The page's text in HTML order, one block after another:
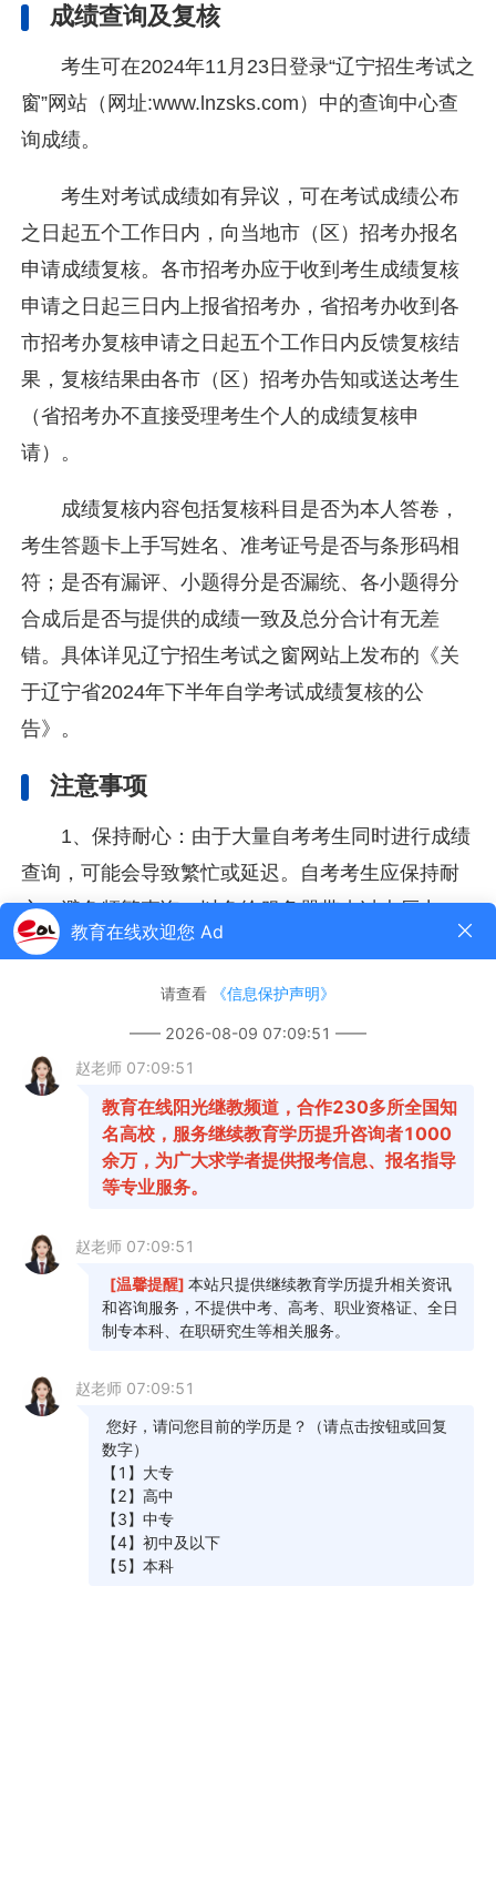
成绩查询及复核
考生可在2024年11月23日登录“辽宁招生考试之
窗”网站（网址:www.lnzsks.com）中的查询中心查
询成绩。
考生对考试成绩如有异议，可在考试成绩公布
之日起五个工作日内，向当地市（区）招考办报名
申请成绩复核。各市招考办应于收到考生成绩复核
申请之日起三日内上报省招考办，省招考办收到各
市招考办复核申请之日起五个工作日内反馈复核结
果，复核结果由各市（区）招考办告知或送达考生
（省招考办不直接受理考生个人的成绩复核申
请）。
成绩复核内容包括复核科目是否为本人答卷，
考生答题卡上手写姓名、准考证号是否与条形码相
符；是否有漏评、小题得分是否漏统、各小题得分
合成后是否与提供的成绩一致及总分合计有无差
错。具体详见辽宁招生考试之窗网站上发布的《关
于辽宁省2024年下半年自学考试成绩复核的公
告》。
注意事项
1、保持耐心：由于大量自考考生同时进行成绩
查询，可能会导致繁忙或延迟。自考考生应保持耐
心，避免频繁查询，以免给服务器带来过大压力。
2、准备好个人信息：在进行自考成绩查询时，
需要提供准确的个人信息，如姓名、身份证号码
等。务必保证所填写的信息准确无误，以免查询结
果出现错误。
3、注意通知：学校会在自考成绩查询之前发布
相关通知，考生应及时关注学校网站、学院或其他
来源：
试报考简章》
业、不清楚自考当地政策，点击立即了解>>
推荐阅读：
2024年10月各省自学考试成绩查询时间及入口